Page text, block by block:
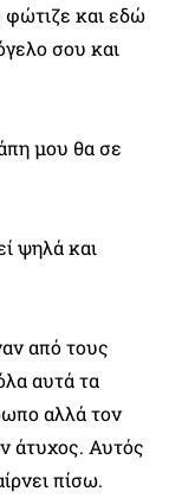
και εδώ
σου και
μου θα σε
ψηλά και
από τους
αυτά τα
αλλά τον
άτυχος. Αυτός
πίσω.